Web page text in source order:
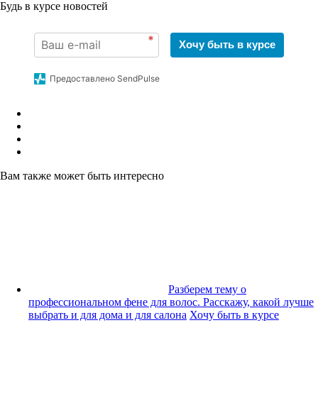
Будь в курсе новостей
* Хочу быть в курсе
Предоставлено SendPulse
Вам также может быть интересно
Разберем тему о
профессиональном фене для волос. Расскажу, какой лучше
выбрать и для дома и для салона Хочу быть в курсе